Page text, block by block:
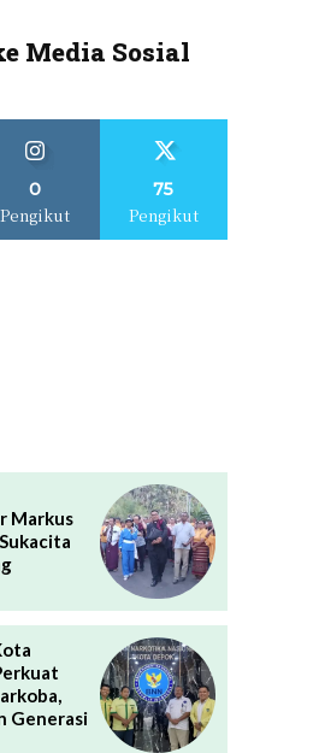
Media Sosial
0
Pengikut
75
Pengikut
Markus
Generasi